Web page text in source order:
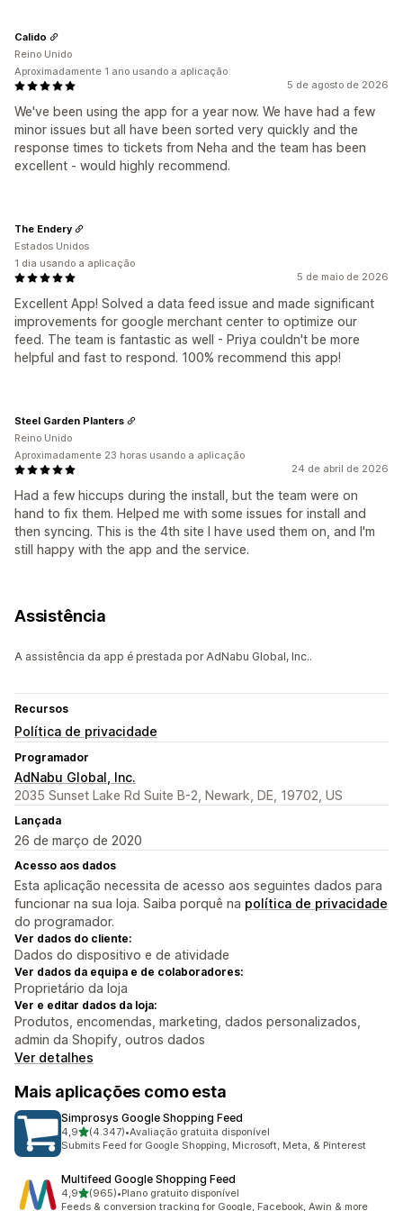
5 de agosto de 2026
We've been using the app for a year now. We have had a few
minor issues but all have been sorted very quickly and the
response times to tickets from Neha and the team has been
excellent - would highly recommend.
Calido
Reino Unido
Aproximadamente 1 ano usando a aplicação
5 de maio de 2026
Excellent App! Solved a data feed issue and made significant
improvements for google merchant center to optimize our
feed. The team is fantastic as well - Priya couldn't be more
helpful and fast to respond. 100% recommend this app!
The Endery
Estados Unidos
1 dia usando a aplicação
24 de abril de 2026
Had a few hiccups during the install, but the team were on
hand to fix them. Helped me with some issues for install and
then syncing. This is the 4th site I have used them on, and I'm
still happy with the app and the service.
Steel Garden Planters
Reino Unido
Aproximadamente 23 horas usando a aplicação
Assistência
A assistência da app é prestada por AdNabu Global, Inc..
Recursos
Política de privacidade
Programador
AdNabu Global, Inc.
2035 Sunset Lake Rd Suite B-2, Newark, DE, 19702, US
Lançada
26 de março de 2020
Acesso aos dados
Esta aplicação necessita de acesso aos seguintes dados para
funcionar na sua loja. Saiba porquê na política de privacidade
do programador.
Ver dados do cliente:
Dados do dispositivo e de atividade
Ver dados da equipa e de colaboradores:
Proprietário da loja
Ver e editar dados da loja:
Produtos, encomendas, marketing, dados personalizados,
admin da Shopify, outros dados
Ver detalhes
Mais aplicações como esta
Simprosys Google Shopping Feed
4,9de 5 estrelas
(4.347)
4347 total de avaliações
•Avaliação gratuita disponível
Submits Feed for Google Shopping, Microsoft, Meta, & Pinterest
Multifeed Google Shopping Feed
4,9de 5 estrelas
(965)
965 total de avaliações
•Plano gratuito disponível
Feeds & conversion tracking for Google, Facebook, Awin & more